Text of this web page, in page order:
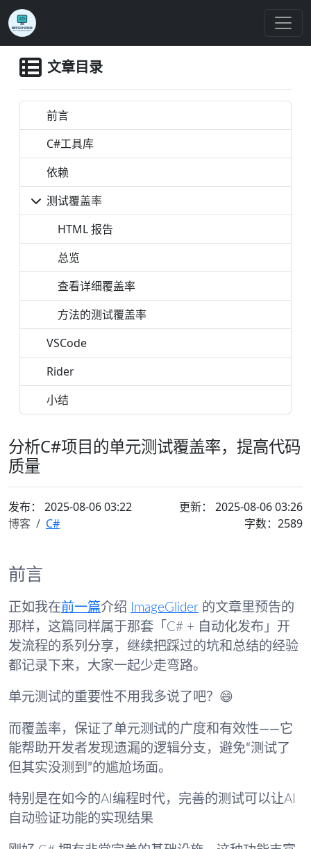
文章目录
前言
C#工具库
依赖
测试覆盖率
HTML 报告
总览
查看详细覆盖率
方法的测试覆盖率
VSCode
Rider
小结
分析C#项目的单元测试覆盖率，提高代码
质量
发布： 2025-08-06 03:22
更新： 2025-08-06 03:26
博客
C# 字数：2589
前言
正如我在前一篇介绍 ImageGlider 的文章里预告的
那样，这篇同样属于那套「C# + 自动化发布」开
发流程的系列分享，继续把踩过的坑和总结的经验
都记录下来，大家一起少走弯路。
单元测试的重要性不用我多说了吧？😄
而覆盖率，保证了单元测试的广度和有效性——它
能帮助开发者发现遗漏的逻辑分支，避免“测试了
但其实没测到”的尴尬场面。
特别是在如今的AI编程时代，完善的测试可以让AI
自动验证功能的实现结果